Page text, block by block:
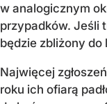
w analogicznym
przypadków. Jeśli
będzie zbliżony do
Najwięcej
roku ich ofiarą